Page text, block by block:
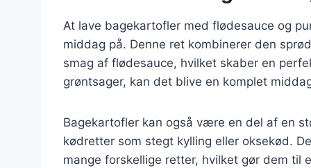
At lave bagekartofler med flødesauce og
middag på. Denne ret kombinerer den
smag af flødesauce, hvilket skaber en
grøntsager, kan det blive en komplet
Bagekartofler kan også være en del af en
kødretter som stegt kylling eller oksekød.
mange forskellige retter, hvilket gør dem til